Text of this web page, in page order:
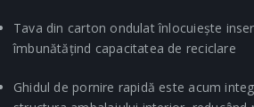
Tava din carton ondulat înlocuiește
îmbunătățind capacitatea de reciclare
Ghidul de pornire rapidă este acum